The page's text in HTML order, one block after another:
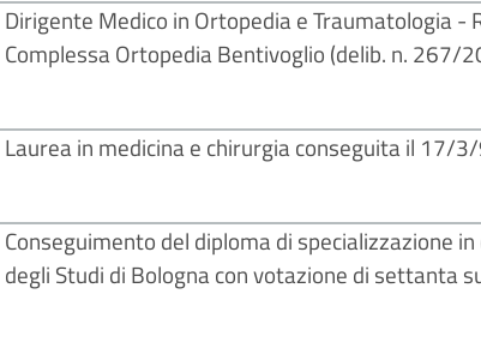
Dirigente Medico in Ortopedia e Traumatologia
Complessa Ortopedia Bentivoglio (delib. n. 267/
Laurea in medicina e chirurgia conseguita il 17/
Conseguimento del diploma di specializzazione
degli Studi di Bologna con votazione di settanta